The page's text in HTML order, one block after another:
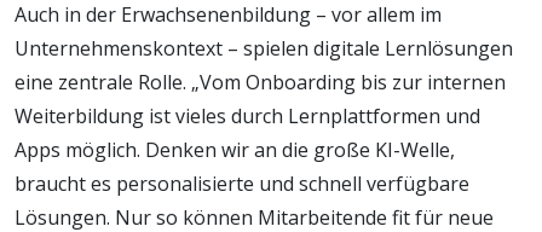
Auch in der Erwachsenenbildung – vor allem im
Unternehmenskontext – spielen digitale Lernlösungen
eine zentrale Rolle. „Vom Onboarding bis zur internen
Weiterbildung ist vieles durch Lernplattformen und
Apps möglich. Denken wir an die große KI-Welle,
braucht es personalisierte und schnell verfügbare
Lösungen. Nur so können Mitarbeitende fit für neue